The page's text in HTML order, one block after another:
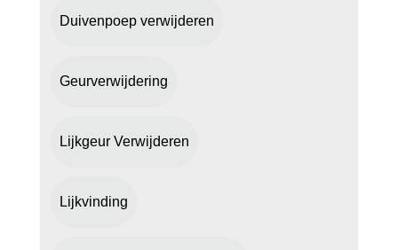
Duivenpoep verwijderen
Geurverwijdering
Lijkgeur Verwijderen
Lijkvinding